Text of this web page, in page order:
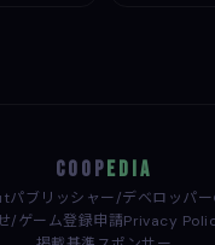
COOP EDIA
パブリッシャー/デベロッパ
/ゲーム登録申請Privacy